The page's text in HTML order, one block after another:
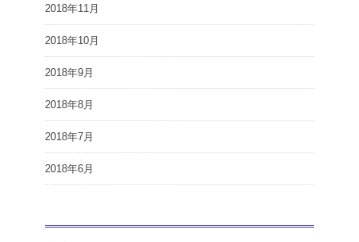
2018年11月
2018年10月
2018年9月
2018年8月
2018年7月
2018年6月